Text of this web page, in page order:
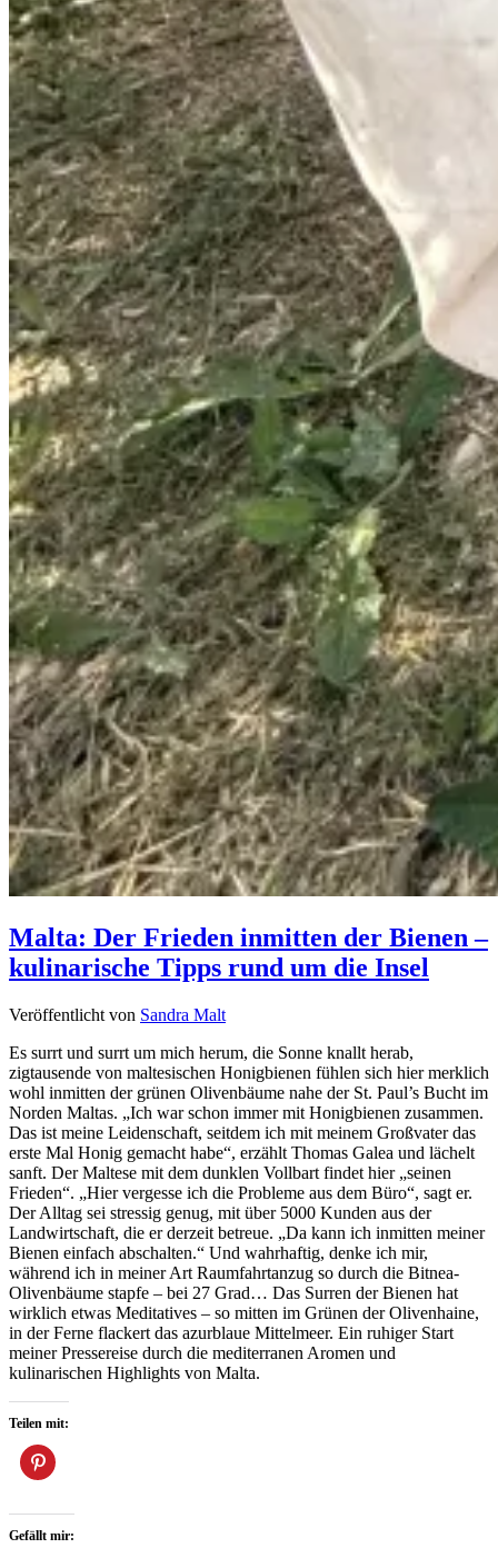
Malta: Der Frieden inmitten der Bienen –
kulinarische Tipps rund um die Insel
Veröffentlicht von Sandra Malt
Es surrt und surrt um mich herum, die Sonne knallt herab,
zigtausende von maltesischen Honigbienen fühlen sich hier merklich
wohl inmitten der grünen Olivenbäume nahe der St. Paul’s Bucht im
Norden Maltas. „Ich war schon immer mit Honigbienen zusammen.
Das ist meine Leidenschaft, seitdem ich mit meinem Großvater das
erste Mal Honig gemacht habe“, erzählt Thomas Galea und lächelt
sanft. Der Maltese mit dem dunklen Vollbart findet hier „seinen
Frieden“. „Hier vergesse ich die Probleme aus dem Büro“, sagt er.
Der Alltag sei stressig genug, mit über 5000 Kunden aus der
Landwirtschaft, die er derzeit betreue. „Da kann ich inmitten meiner
Bienen einfach abschalten.“ Und wahrhaftig, denke ich mir,
während ich in meiner Art Raumfahrtanzug so durch die Bitnea-
Olivenbäume stapfe – bei 27 Grad… Das Surren der Bienen hat
wirklich etwas Meditatives – so mitten im Grünen der Olivenhaine,
in der Ferne flackert das azurblaue Mittelmeer. Ein ruhiger Start
meiner Pressereise durch die mediterranen Aromen und
kulinarischen Highlights von Malta.
Teilen mit:
Gefällt mir: